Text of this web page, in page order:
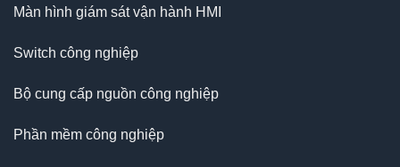
Màn hình giám sát vận hành HMI
Switch công nghiệp
Bộ cung cấp nguồn công nghiệp
Phần mềm công nghiệp